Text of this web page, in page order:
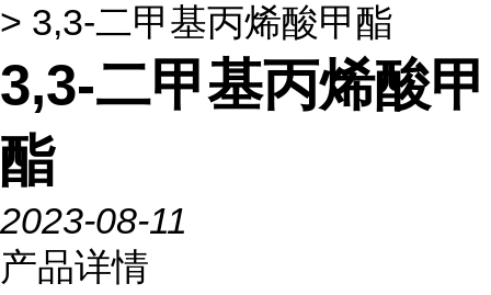
> 3,3-二甲基丙烯酸甲酯
3,3-二甲基丙烯酸甲
酯
2023-08-11
产品详情